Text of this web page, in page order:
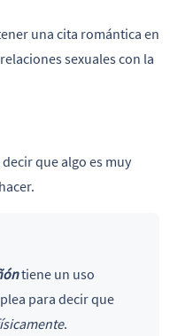
una cita romántica en
sexuales con la
que algo es muy
tiene un uso
para decir que
.